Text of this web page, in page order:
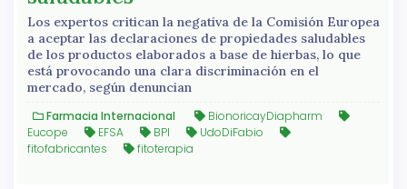
Los expertos critican la negativa de la Comisión Europea
a aceptar las declaraciones de propiedades saludables
de los productos elaborados a base de hierbas, lo que
está provocando una clara discriminación en el
mercado, según denuncian
Farmacia Internacional
BionoricayDiapharm
Eucope
EFSA BPI
UdoDiFabio
fitofabricantes
fitoterapia